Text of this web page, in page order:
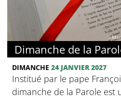
©
Dimanche de la
DIMANCHE 24 JANVIER 2027
Institué par le pape
dimanche de la Parole est